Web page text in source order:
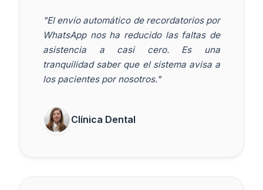
"El envío automático de recordatorios por
WhatsApp nos ha reducido las faltas de
asistencia a casi cero. Es una
tranquilidad saber que el sistema avisa a
los pacientes por nosotros."
Clínica Dental